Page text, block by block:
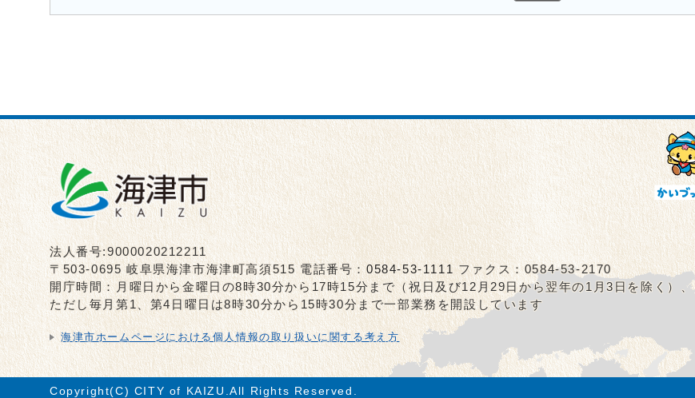
法人番号:9000020212211
〒503-0695 岐阜県海津市海津町高須515 電話番号：0584-53-1111ファクス：0584-53-2170
開庁時間：月曜日から金曜日の8時30分から17時15分まで（祝日及び12月29日から翌年の1月3日を除く）、
ただし毎月第1、第4日曜日は8時30分から15時30分まで一部業務を開設しています
海津市ホームページにおける個人情報の取り扱いに関する考え方
Copyright(C) CITY of KAIZU.All Rights Reserved.